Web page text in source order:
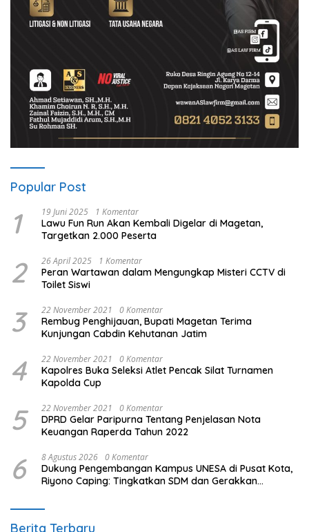
Popular Post
1 19 Juni 2025 1 Komentar
Lawu Fun Run Akan Kembali Digelar di Magetan,
Targetkan 2.000 Peserta
2 26 April 2025 1 Komentar
Peran Wartawan dalam Mengungkap Misteri CCTV di
Toilet Siswi
3 22 November 2021 0 Komentar
Rembug Penghijauan, Bupati Magetan Terima
Kunjungan Cabdin Kehutanan Jatim
4 22 November 2021 0 Komentar
Kapolres Buka Seleksi Atlet Pencak Silat Turnamen
Kapolda Cup
5 22 November 2021 0 Komentar
DPRD Gelar Paripurna Tentang Penjelasan Nota
Keuangan Raperda Tahun 2022
6 8 Agustus 2026 0 Komentar
Dukung Pengembangan Kampus UNESA di Pusat Kota,
Riyono Caping: Tingkatkan SDM dan Gerakkan
Berita Terbaru